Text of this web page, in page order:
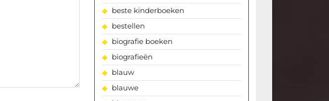
beste kinderboeken
bestellen
biografie boeken
biografieën
blauw
blauwe